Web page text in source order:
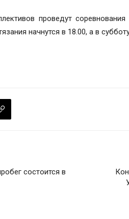
проведут
начнутся в 18.00, а в
состоится в